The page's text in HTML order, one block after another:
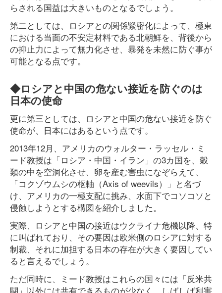
らされる国益は大きいものとなるでしょう。
第二としては、ロシアとの関係緊密化によって、極東
における当面の不安定材料である北朝鮮を、背後から
の抑止力によって無力化させ、暴発を未然に防ぐ事が
可能となる点です。
◆ロシアと中国の危ない接近を防ぐのは
日本の使命
更に第三としては、ロシアと中国の危ない接近を防ぐ
使命が、日本にはあるという点です。
2013年12月、アメリカのウォルター・ラッセル・ミ
ード教授は「ロシア・中国・イラン」の3カ国を、穀
類の中を空洞化させ、卵を産む害虫になぞらえて、
「コクゾウムシの枢軸（Axis of weevils）」と名づ
け、アメリカの一極支配に挑み、水面下でコソコソと
侵蝕しようとする構図を紹介しました。
実際、ロシアと中国の接近はウクライナ危機以降、特
に叫ばれており、その要因は欧米側のロシアに対する
制裁、それに加担する日本の存在が大きく要因してい
ると言えるでしょう。
ただ同時に、ミード教授はこれらの国々には「反米共
闘」以外には共有できるものが少なく、しばしば利害